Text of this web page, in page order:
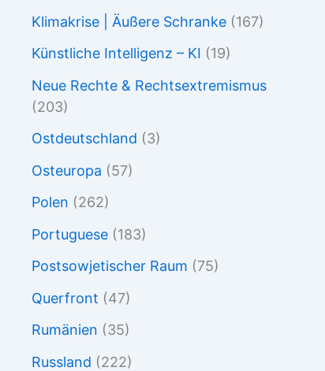
Klimakrise | Äußere Schranke (167)
Künstliche Intelligenz – KI (19)
Neue Rechte & Rechtsextremismus
(203)
Ostdeutschland (3)
Osteuropa (57)
Polen (262)
Portuguese (183)
Postsowjetischer Raum (75)
Querfront (47)
Rumänien (35)
Russland (222)